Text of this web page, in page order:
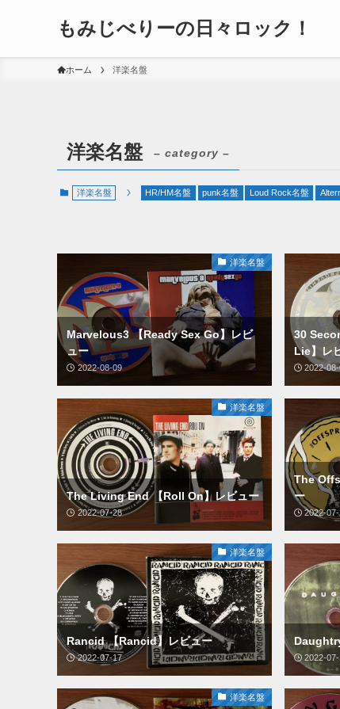
もみじべりーの日々ロック！
ホーム 洋楽名盤
洋楽名盤 – category –
洋楽名盤 HR/HM名盤 punk名盤 Loud Rock名盤
洋楽名盤
Marvelous3 【Ready Sex Go】レビ
ュー
2022-08-09
30
Lie】レ
2022-
洋楽名盤
The Living End 【Roll On】レビュー
2022-07-28
The
ー
2022-
洋楽名盤
Rancid 【Rancid】レビュー
2022-07-17 2022-
洋楽名盤